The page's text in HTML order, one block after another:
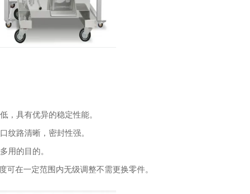
具有优异的稳定性能。
路清晰，密封性强。
用的目的。
在一定范围内无级调整不需更换零件。